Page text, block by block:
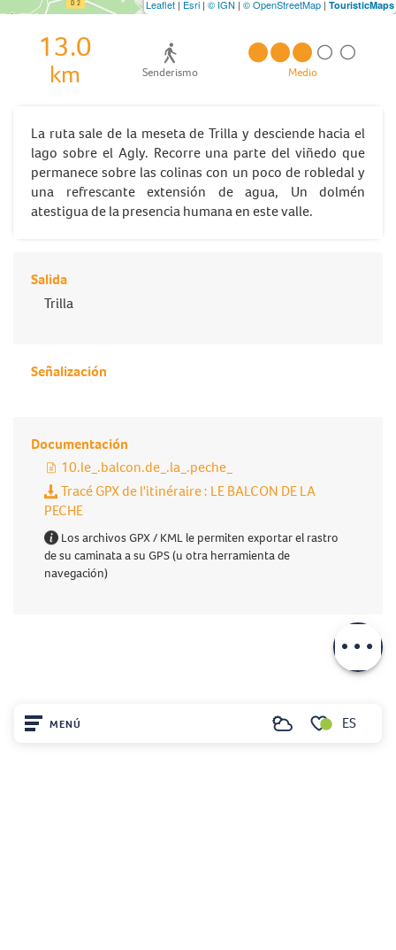
MENÚ Buscar ES
13.0
km Senderismo Medio
La ruta sale de la meseta de Trilla y desciende hacia el
lago sobre el Agly. Recorre una parte del viñedo que
permanece sobre las colinas con un poco de robledal y
una refrescante extensión de agua, Un dolmén
atestigua de la presencia humana en este valle.
Salida
Trilla
Señalización
Documentación
10.le_.balcon.de_.la_.peche_
Tracé GPX de l'itinéraire : LE BALCON DE LA
PECHE
Los archivos GPX / KML le permiten exportar el rastro
de su caminata a su GPS (u otra herramienta de
navegación)
Leaflet | Esri | © IGN | © OpenStreetMap | TouristicMaps